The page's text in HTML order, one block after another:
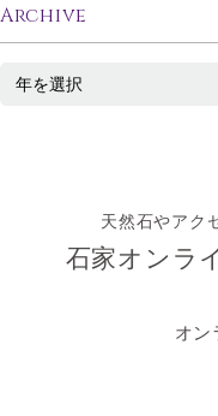
Archive
天然石やアク
石家オンラ
オン